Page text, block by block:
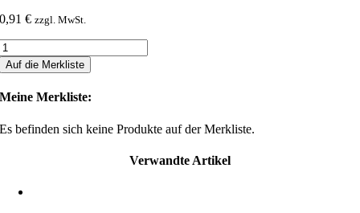
0,91€ zzgl. MwSt.
Auf die Merkliste
Meine Merkliste:
Es befinden sich keine Produkte auf der Merkliste.
Verwandte Artikel